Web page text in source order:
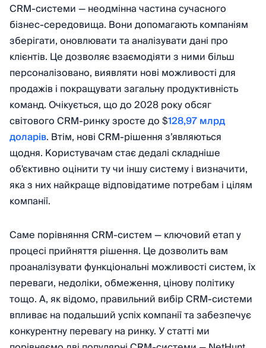
CRM-системи — неодмінна частина сучасного
бізнес-середовища. Вони допомагають компаніям
зберігати, оновлювати та аналізувати дані про
клієнтів. Це дозволяє взаємодіяти з ними більш
персоналізовано, виявляти нові можливості для
продажів і покращувати загальну продуктивність
команд. Очікується, що до 2028 року обсяг
світового CRM-ринку зросте до $128,97 млрд
доларів. Втім, нові CRM-рішення зʼявляються
щодня. Користувачам стає дедалі складніше
об'єктивно оцінити ту чи іншу систему і визначити,
яка з них найкраще відповідатиме потребам і цілям
компанії.
Саме порівняння CRM-систем — ключовий етап у
процесі прийняття рішення. Це дозволить вам
проаналізувати функціональні можливості систем, їх
переваги, недоліки, обмеження, цінову політику
тощо. А, як відомо, правильний вибір CRM-системи
впливає на подальший успіх компанії та забезпечує
конкурентну перевагу на ринку. У статті ми